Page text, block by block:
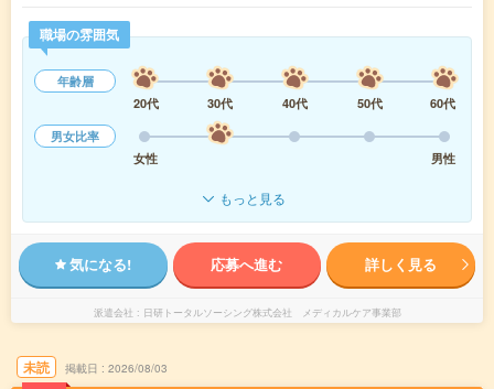
職場の雰囲気
年齢層
20代
30代 40代 50代
60代
男女比率
女性
男性
もっと見る
気になる! 応募へ進む 詳しく見る
派遣会社 日研トータルソーシング株式会社 メディカルケア事業部
未読 掲載日 2026/08/03